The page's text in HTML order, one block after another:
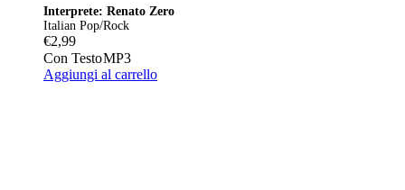
Interprete: Renato Zero
Italian Pop/Rock
€2,99
Con TestoMP3
Aggiungi al carrello